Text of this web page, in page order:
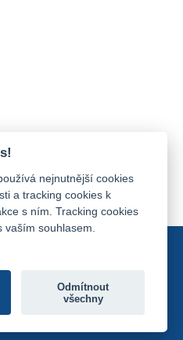
nejnutnější cookies
a tracking cookies k
s ním. Tracking cookies
vaším souhlasem.
Odmítnout
všechny